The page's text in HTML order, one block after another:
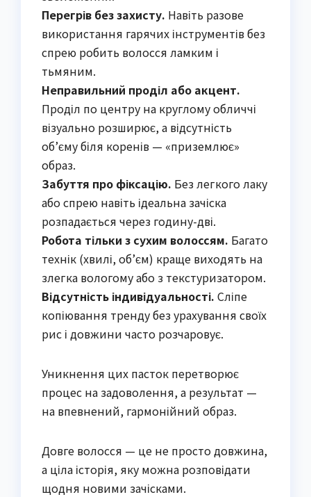
Перегрів без захисту. Навіть разове
використання гарячих інструментів без
спрею робить волосся ламким і
тьмяним.
Неправильний проділ або акцент.
Проділ по центру на круглому обличчі
візуально розширює, а відсутність
об’єму біля коренів — «приземлює»
образ.
Забуття про фіксацію. Без легкого лаку
або спрею навіть ідеальна зачіска
розпадається через годину-дві.
Робота тільки з сухим волоссям. Багато
технік (хвилі, об’єм) краще виходять на
злегка вологому або з текстуризатором.
Відсутність індивідуальності. Сліпе
копіювання тренду без урахування своїх
рис і довжини часто розчаровує.
Уникнення цих пасток перетворює
процес на задоволення, а результат —
на впевнений, гармонійний образ.
Довге волосся — це не просто довжина,
а ціла історія, яку можна розповідати
щодня новими зачісками.